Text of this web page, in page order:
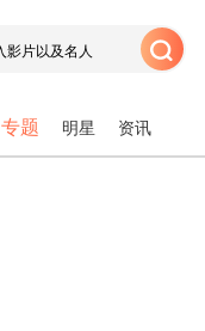
专题 明星 资讯